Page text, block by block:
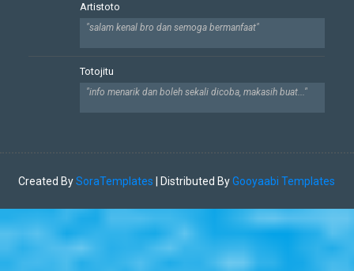
Artistoto
"salam kenal bro dan semoga bermanfaat"
Totojitu
"info menarik dan boleh sekali dicoba, makasih buat..."
Created BySoraTemplates | Distributed ByGooyaabi Templates